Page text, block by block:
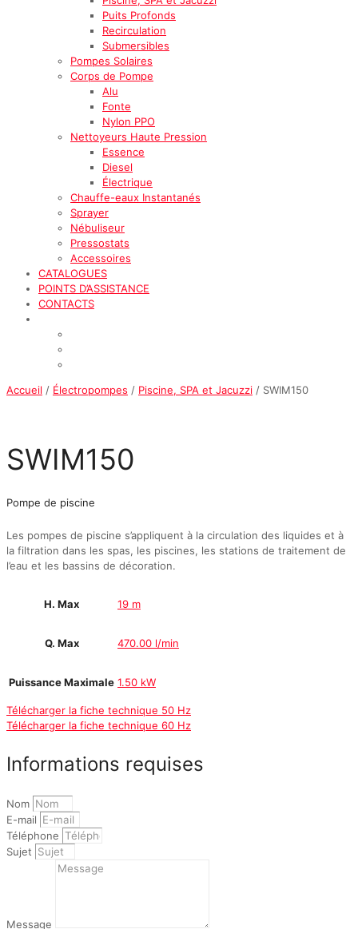
Puits Profonds
Recirculation
Submersibles
Pompes Solaires
Corps de Pompe
Alu
Fonte
Nylon PPO
Nettoyeurs Haute Pression
Essence
Diesel
Électrique
Chauffe-eaux Instantanés
Sprayer
Nébuliseur
Pressostats
Accessoires
CATALOGUES
POINTS D’ASSISTANCE
CONTACTS
Accueil / Électropompes / Piscine, SPA et Jacuzzi / SWIM150
SWIM150
Pompe de piscine
Les pompes de piscine s’appliquent à la circulation des liquides et à
la filtration dans les spas, les piscines, les stations de traitement de
l’eau et les bassins de décoration.
H. Max 19 m
Q. Max 470.00 l/min
Puissance Maximale 1.50 kW
Télécharger la fiche technique 50 Hz
Télécharger la fiche technique 60 Hz
Informations requises
Nom
E-mail
Téléphone
Sujet
Message